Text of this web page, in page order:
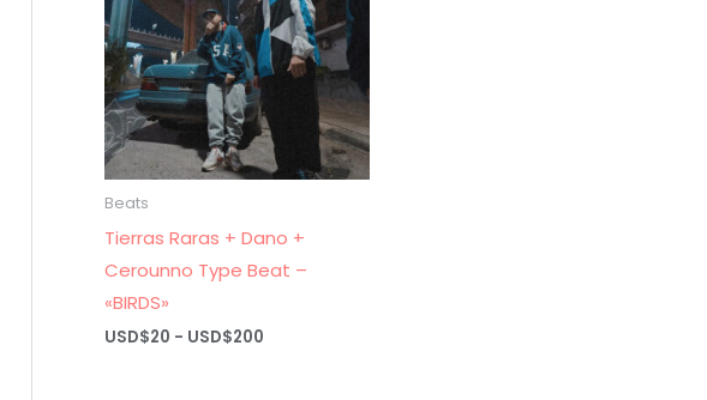
Beats
Tierras Raras + Dano +
Cerounno Type Beat –
«BIRDS»
USD$20 - USD$200Rango